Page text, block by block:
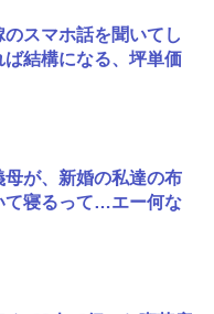
スマホ話を聞いてし
ば結構になる、坪単価
母が、新婚の私達の布
て寝るって…エー何な